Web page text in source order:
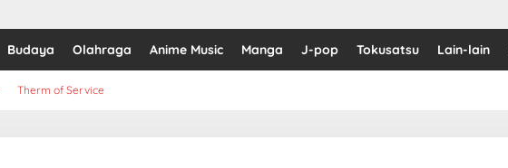
Budaya Olahraga Anime Music Manga J-pop Tokusatsu Lain-lain
Therm of Service